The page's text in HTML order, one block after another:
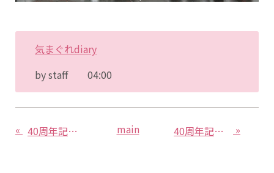
気まぐれdiary
bystaff 04:00
« 40周年記念旅行④ main 40周年記念旅行⑥ »